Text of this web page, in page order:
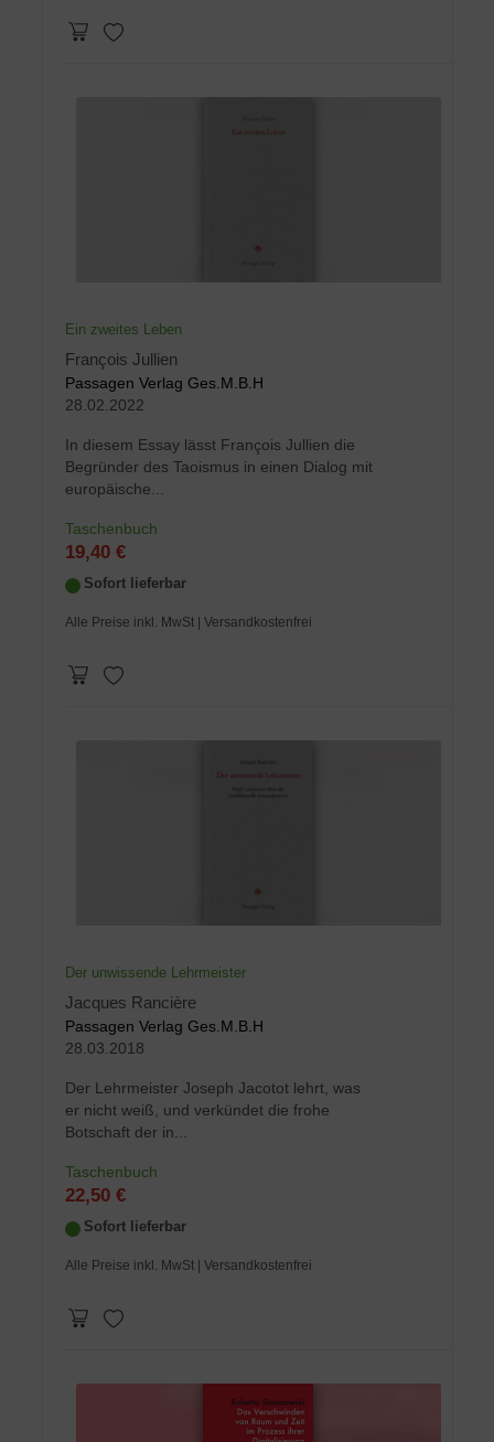
Ein zweites Leben
François Jullien
Passagen Verlag Ges.M.B.H
28.02.2022
In diesem Essay lässt François Jullien die
Begründer des Taoismus in einen Dialog mit
europäische...
Taschenbuch
19,40 €
Sofort lieferbar
Alle Preise inkl. MwSt | Versandkostenfrei
Der unwissende Lehrmeister
Jacques Rancière
Passagen Verlag Ges.M.B.H
28.03.2018
Der Lehrmeister Joseph Jacotot lehrt, was
er nicht weiß, und verkündet die frohe
Botschaft der in...
Taschenbuch
22,50 €
Sofort lieferbar
Alle Preise inkl. MwSt | Versandkostenfrei